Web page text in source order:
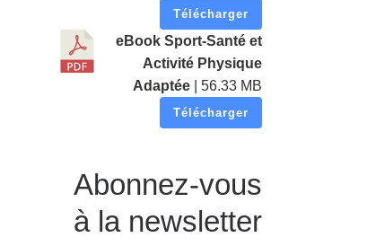
Télécharger
eBook Sport-Santé et
Activité Physique
Adaptée | 56.33 MB
Télécharger
Abonnez-vous
à la newsletter